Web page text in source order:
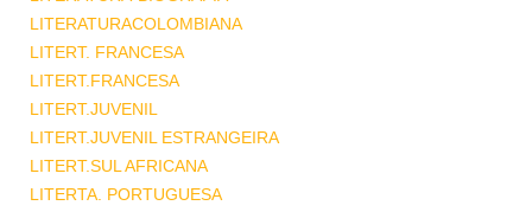
LITERATURACOLOMBIANA
LITERT. FRANCESA
LITERT.FRANCESA
LITERT.JUVENIL
LITERT.JUVENIL ESTRANGEIRA
LITERT.SUL AFRICANA
LITERTA. PORTUGUESA